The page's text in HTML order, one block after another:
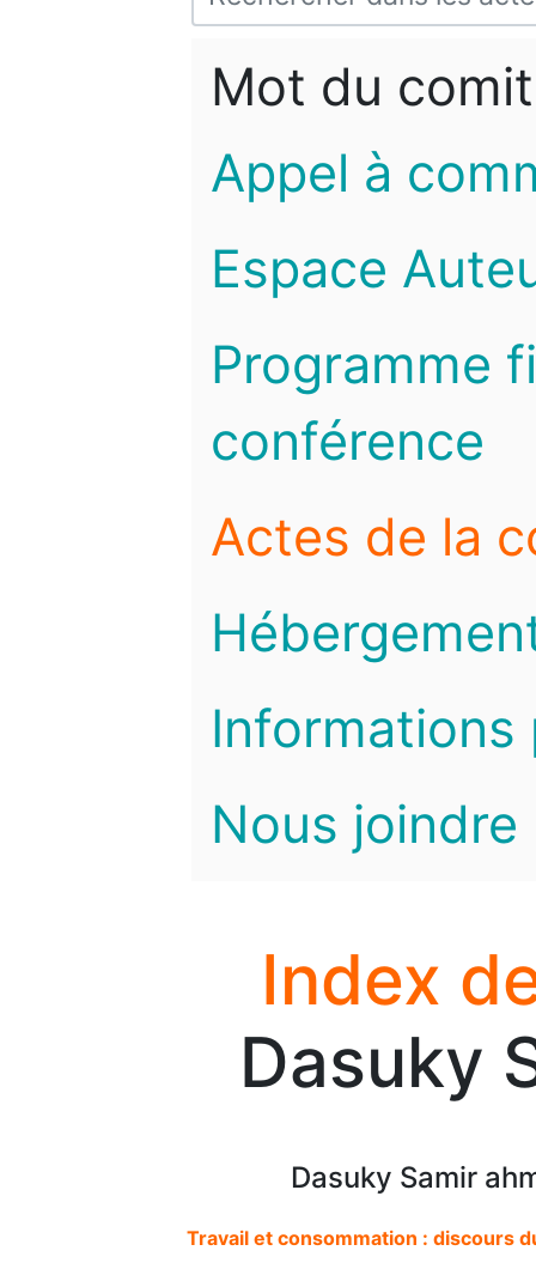
Mot du
Appel à
Espace
Programme
conférence
Actes de la
Informations
Nous joindre
Index
Dasuky
Dasuky Samir
Travail et consommation : discours